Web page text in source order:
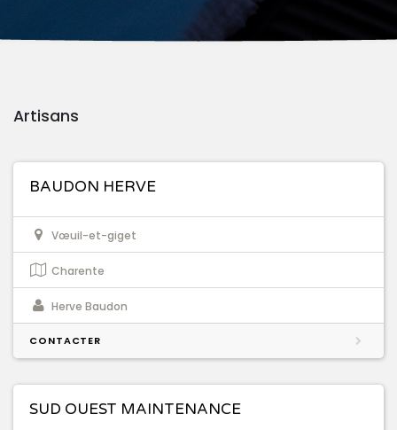
Artisans
BAUDON HERVE
Vœuil-et-giget
Charente
Herve Baudon
CONTACTER
SUD OUEST MAINTENANCE